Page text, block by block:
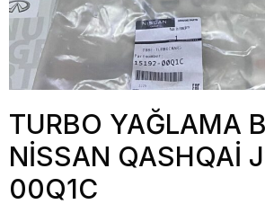
TURBO YAĞLAMA
NİSSAN QASHQAİ
00Q1C